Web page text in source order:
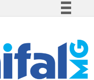
Participe
Acesso à informação